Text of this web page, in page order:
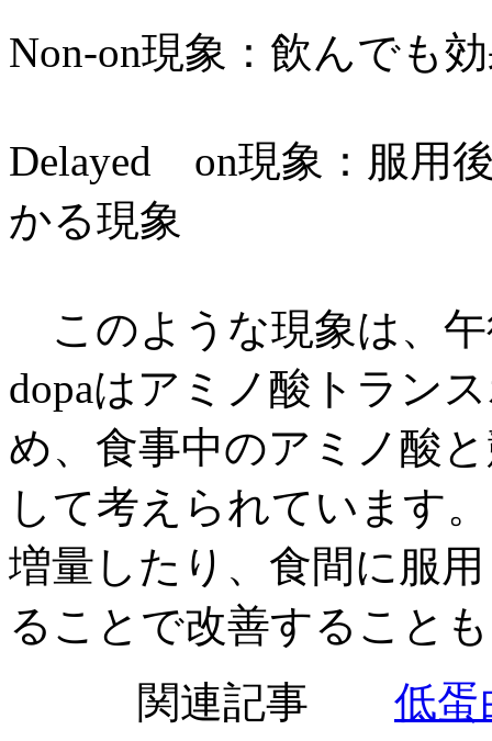
Non-on現象：飲んでも
Delayed on現象：服用
かる現象
このような現象は、
dopaはアミノ酸トラン
め、食事中のアミノ酸
して考えられています
増量したり、食間に服
ることで改善すること
関連記事 低蛋